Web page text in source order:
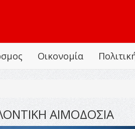
Οικονομία
ΑΙΜΟΔΟΣΙΑ